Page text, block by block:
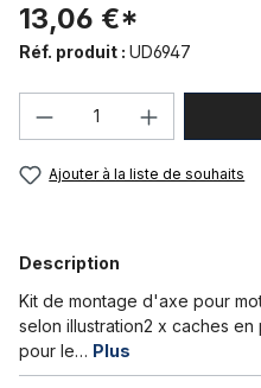
13,06 €*
Réf. produit : UD6947
Quantité de
Ajouter à la liste de souhaits
Description
Kit de montage d'axe pour
selon illustration2 x caches
pour le… Plus